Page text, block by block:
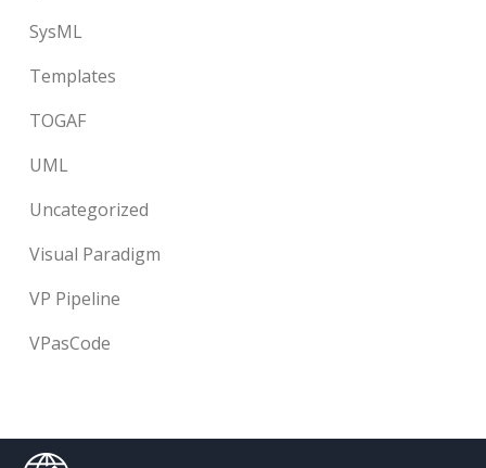
SysML
Templates
TOGAF
UML
Uncategorized
Visual Paradigm
VP Pipeline
VPasCode